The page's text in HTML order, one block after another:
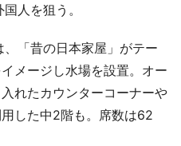
人を狙う。
「昔の日本家屋」がテー
メージし水場を設置。オー
れたカウンターコーナーや
した中2階も。席数は62